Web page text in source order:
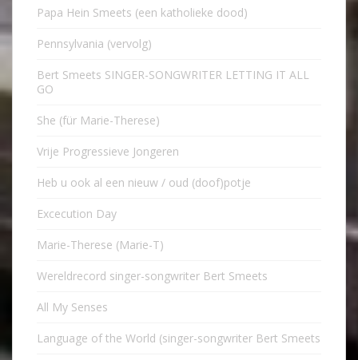
Papa Hein Smeets (een katholieke dood)
Pennsylvania (vervolg)
Bert Smeets SINGER-SONGWRITER LETTING IT ALL
GO
She (für Marie-Therese)
Vrije Progressieve Jongeren
Heb u ook al een nieuw / oud (doof)potje
Excecution Day
Marie-Therese (Marie-T)
Wereldrecord singer-songwriter Bert Smeets
All My Senses
Language of the World (singer-songwriter Bert Smeets